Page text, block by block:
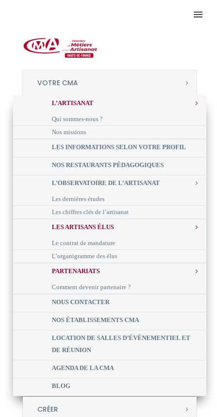
VOTRE CMA
L’ARTISANAT
Qui sommes-nous ?
Nos missions
LES INFORMATIONS SELON VOTRE PROFIL
NOS RESTAURANTS PÉDAGOGIQUES
L’OBSERVATOIRE DE L’ARTISANAT
Les dernières études
Les chiffres clés de l’artisanat
LES ARTISANS ÉLUS
Le contrat de mandature
L’organigramme des élus
PARTENARIATS
Comment devenir partenaire ?
NOUS CONTACTER
NOS ÉTABLISSEMENTS CMA
LOCATION DE SALLES D’ÉVÈNEMENTIEL ET
DE RÉUNION
AGENDA DE LA CMA
BLOG
CRÉER